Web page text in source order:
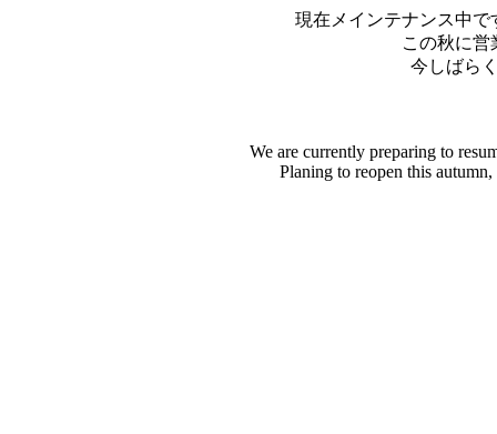
現在メインテナンス中
この秋に営
今しばら
We are currently preparing to
Planing to reopen this